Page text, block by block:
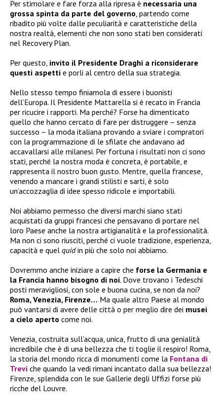
Per stimolare e fare forza alla ripresa è necessaria una
grossa spinta da parte del governo, partendo come
ribadito più volte dalle peculiarità e caratteristiche della
nostra realtà, elementi che non sono stati ben considerati
nel Recovery Plan.
Per questo, invito il Presidente Draghi a riconsiderare
questi aspetti e porli al centro della sua strategia.
Nello stesso tempo finiamola di essere i buonisti
dell’Europa. Il Presidente Mattarella si è recato in Francia
per ricucire i rapporti. Ma perché? Forse ha dimenticato
quello che hanno cercato di fare per distruggere – senza
successo – la moda italiana provando a sviare i compratori
con la programmazione di le sfilate che andavano ad
accavallarsi alle milanesi. Per fortuna i risultati non ci sono
stati, perché la nostra moda è concreta, è portabile, e
rappresenta il nostro buon gusto. Mentre, quella francese,
venendo a mancare i grandi stilisti e sarti, è solo
un’accozzaglia di idee spesso ridicole e importabili.
Noi abbiamo permesso che diversi marchi siano stati
acquistati da gruppi francesi che pensavano di portare nel
loro Paese anche la nostra artigianalità e la professionalità.
Ma non ci sono riusciti, perché ci vuole tradizione, esperienza,
capacità e quel quidin più che solo noi abbiamo.
Dovremmo anche iniziare a capire che forse la Germania e
la Francia hanno bisogno di noi. Dove trovano i Tedeschi
posti meravigliosi, con sole e buona cucina, se non da noi?
Roma, Venezia, Firenze… Ma quale altro Paese al mondo
può vantarsi di avere delle città o per meglio dire dei musei
a cielo aperto come noi.
Venezia, costruita sull’acqua, unica, frutto di una genialità
incredibile che è di una bellezza che ti toglie il respiro! Roma,
la storia del mondo ricca di monumenti come la Fontana di
Trevi che quando la vedi rimani incantato dalla sua bellezza!
Firenze, splendida con le sue Gallerie degli Uffizi forse più
ricche del Louvre.